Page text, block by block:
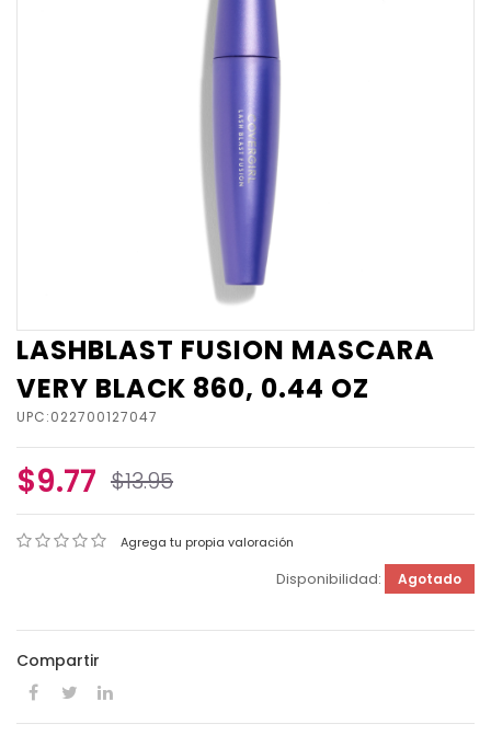
LASHBLAST FUSION MASCARA
VERY BLACK 860, 0.44 OZ
UPC:022700127047
$9.77 $13.95
Agrega tu propia valoración
Disponibilidad: Agotado
Compartir